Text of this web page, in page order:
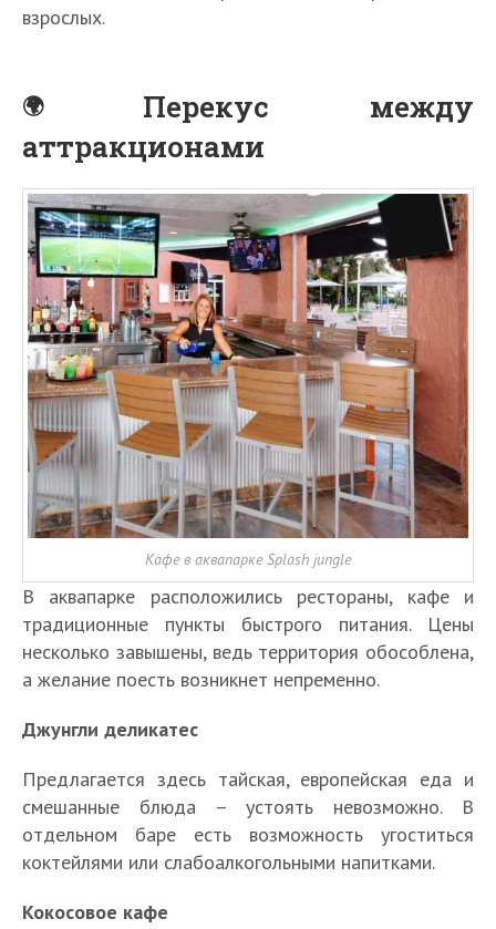
взрослых.
Перекус между
аттракционами
Кафе в аквапарке Splash jungle
В аквапарке расположились рестораны, кафе и
традиционные пункты быстрого питания. Цены
несколько завышены, ведь территория обособлена,
а желание поесть возникнет непременно.
Джунгли деликатес
Предлагается здесь тайская, европейская еда и
смешанные блюда – устоять невозможно. В
отдельном баре есть возможность угоститься
коктейлями или слабоалкогольными напитками.
Кокосовое кафе